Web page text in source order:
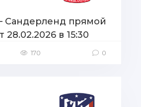
Сандерленд прямой
28.02.2026 в 15:30
170 0